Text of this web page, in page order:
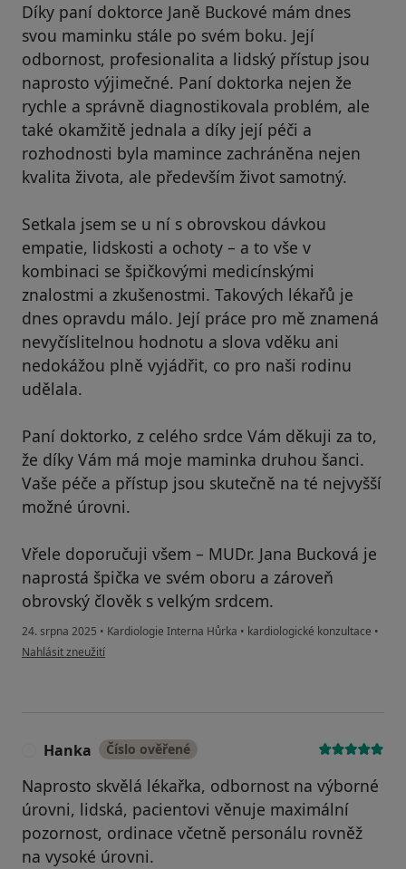
Díky paní doktorce Janě Buckové mám dnes
svou maminku stále po svém boku. Její
odbornost, profesionalita a lidský přístup jsou
naprosto výjimečné. Paní doktorka nejen že
rychle a správně diagnostikovala problém, ale
také okamžitě jednala a díky její péči a
rozhodnosti byla mamince zachráněna nejen
kvalita života, ale především život samotný.
Setkala jsem se u ní s obrovskou dávkou
empatie, lidskosti a ochoty – a to vše v
kombinaci se špičkovými medicínskými
znalostmi a zkušenostmi. Takových lékařů je
dnes opravdu málo. Její práce pro mě znamená
nevyčíslitelnou hodnotu a slova vděku ani
nedokážou plně vyjádřit, co pro naši rodinu
udělala.
Paní doktorko, z celého srdce Vám děkuji za to,
že díky Vám má moje maminka druhou šanci.
Vaše péče a přístup jsou skutečně na té nejvyšší
možné úrovni.
Vřele doporučuji všem – MUDr. Jana Bucková je
naprostá špička ve svém oboru a zároveň
obrovský člověk s velkým srdcem.
24. srpna 2025 • Kardiologie Interna Hůrka • kardiologické konzultace •
podle názoru uživatele Eugénia Rozman
Nahlásit zneužití
Hanka Číslo ověřené
Naprosto skvělá lékařka, odbornost na výborné
úrovni, lidská, pacientovi věnuje maximální
pozornost, ordinace včetně personálu rovněž
na vysoké úrovni.